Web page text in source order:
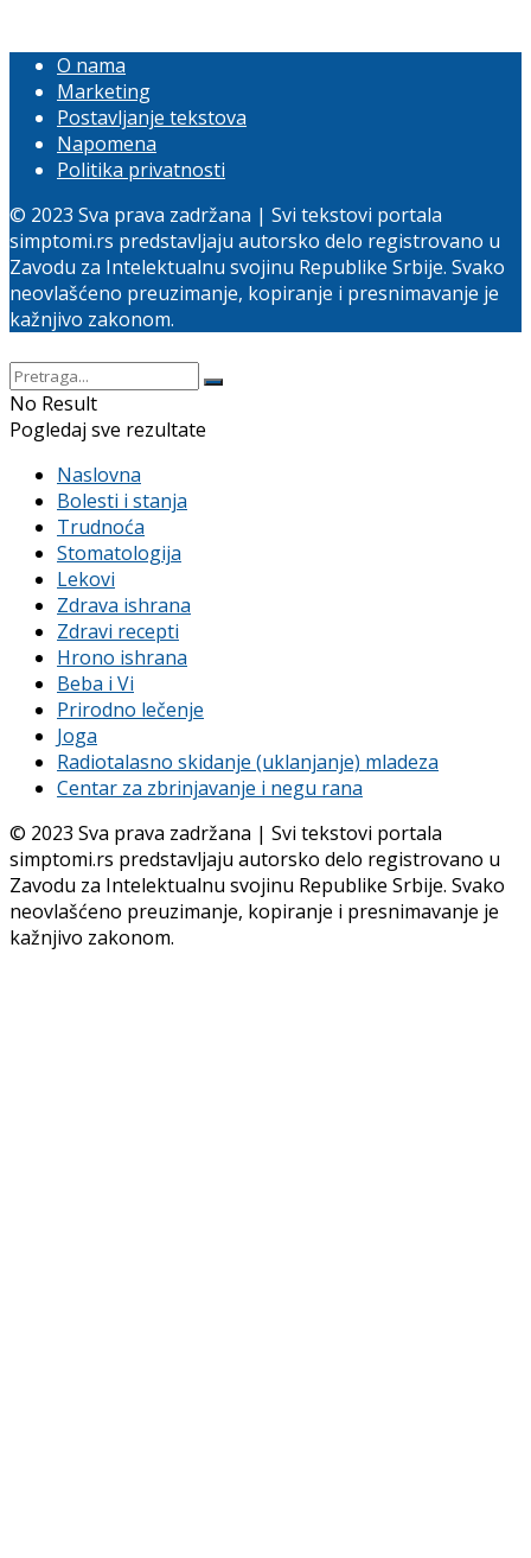
O nama
Marketing
Postavljanje tekstova
Napomena
Politika privatnosti
© 2023 Sva prava zadržana | Svi tekstovi portala
simptomi.rs predstavljaju autorsko delo registrovano u
Zavodu za Intelektualnu svojinu Republike Srbije. Svako
neovlašćeno preuzimanje, kopiranje i presnimavanje je
kažnjivo zakonom.
No Result
Pogledaj sve rezultate
Naslovna
Bolesti i stanja
Trudnoća
Stomatologija
Lekovi
Zdrava ishrana
Zdravi recepti
Hrono ishrana
Beba i Vi
Prirodno lečenje
Joga
Radiotalasno skidanje (uklanjanje) mladeza
Centar za zbrinjavanje i negu rana
© 2023 Sva prava zadržana | Svi tekstovi portala
simptomi.rs predstavljaju autorsko delo registrovano u
Zavodu za Intelektualnu svojinu Republike Srbije. Svako
neovlašćeno preuzimanje, kopiranje i presnimavanje je
kažnjivo zakonom.